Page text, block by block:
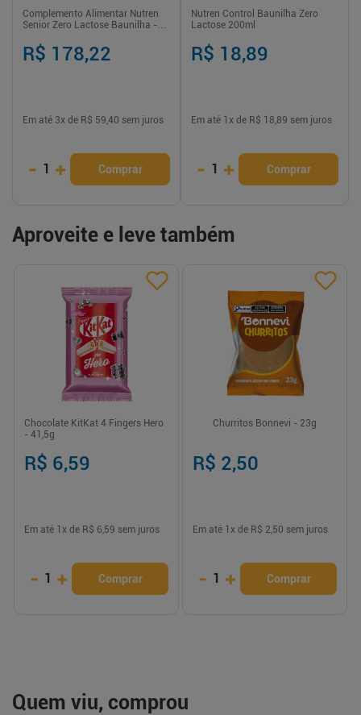
Complemento Alimentar Nutren
Senior Zero Lactose Baunilha -
R$ 178,22
Em até 3x de R$ 59,40 sem juros
- 1 + Comprar
Nutren Control Baunilha Zero
Lactose 200ml
R$ 18,89
Em até 1 x de R$ 18,89 sem juros
- 1 + Comprar
Aproveite e leve também
Chocolate KitKat 4 Fingers Hero
- 41,5g
R$ 6,59
Em até 1 x de R$ 6,59 sem juros
- 1 + Comprar
Churritos Bonnevi - 23g
R$ 2,50
Em até 1 x de R$ 2,50 sem juros
- 1 + Comprar
Quem viu, comprou